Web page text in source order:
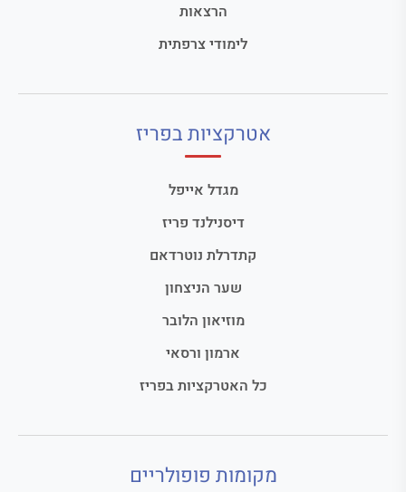
הרצאות
לימודי צרפתית
אטרקציות בפריז
מגדל אייפל
דיסנילנד פריז
קתדרלת נוטרדאם
שער הניצחון
מוזיאון הלובר
ארמון ורסאי
כל האטרקציות בפריז
מקומות פופולריים